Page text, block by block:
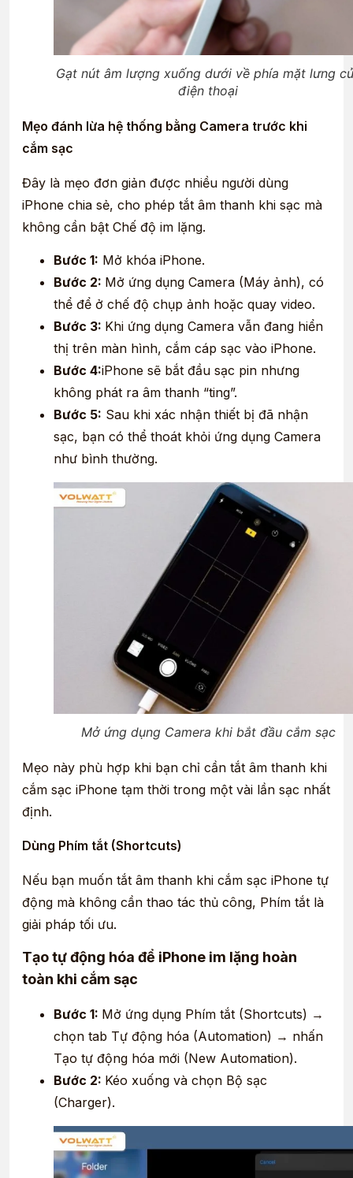
Gạt nút âm lượng xuống dưới về phía mặt lưng
điện thoại
Mẹo đánh lừa hệ thống bằng Camera trước khi
cắm sạc
Đây là mẹo đơn giản được nhiều người dùng
iPhone chia sẻ, cho phép tắt âm thanh khi sạc mà
không cần bật Chế độ im lặng.
Bước 1: Mở khóa iPhone.
Bước 2: Mở ứng dụng Camera (Máy ảnh), có
thể để ở chế độ chụp ảnh hoặc quay video.
Bước 3: Khi ứng dụng Camera vẫn đang hiển
thị trên màn hình, cắm cáp sạc vào iPhone.
Bước 4:iPhone sẽ bắt đầu sạc pin nhưng
không phát ra âm thanh “ting”.
Bước 5: Sau khi xác nhận thiết bị đã nhận
sạc, bạn có thể thoát khỏi ứng dụng Camera
như bình thường.
Mở ứng dụng Camera khi bắt đầu cắm sạc
Mẹo này phù hợp khi bạn chỉ cần tắt âm thanh khi
cắm sạc iPhone tạm thời trong một vài lần sạc nhất
định.
Dùng Phím tắt (Shortcuts)
Nếu bạn muốn tắt âm thanh khi cắm sạc iPhone tự
động mà không cần thao tác thủ công, Phím tắt là
giải pháp tối ưu.
Tạo tự động hóa để iPhone im lặng hoàn
toàn khi cắm sạc
Bước 1: Mở ứng dụng Phím tắt (Shortcuts) →
chọn tab Tự động hóa (Automation) → nhấn
Tạo tự động hóa mới (New Automation).
Bước 2: Kéo xuống và chọn Bộ sạc
(Charger).